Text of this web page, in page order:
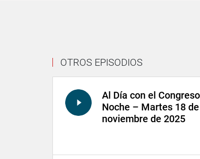
OTROS EPISODIOS
Al Día con el Congreso
Noche – Martes 18 de
noviembre de 2025